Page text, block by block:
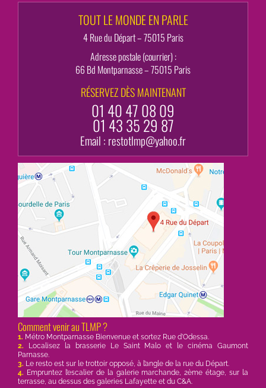
TOUT LE MONDE EN PARLE
4 Rue du Départ – 75015 Paris
Adresse postale (courrier) :
66 Bd Montparnasse – 75015 Paris
RÉSERVEZ DÈS MAINTENANT
01 40 47 08 09
01 43 35 29 87
Email : restotlmp@yahoo.fr
Comment venir au TLMP ?
1. Métro Montparnasse Bienvenue et sortez Rue d’Odessa.
2. Localisez la brasserie Le Saint Malo et le cinéma Gaumont
Parnasse.
3. Le resto est sur le trottoir opposé, à l’angle de la rue du Départ.
4. Empruntez l’escalier de la galerie marchande, 2ème étage, sur la
terrasse, au dessus des galeries Lafayette et du C&A.